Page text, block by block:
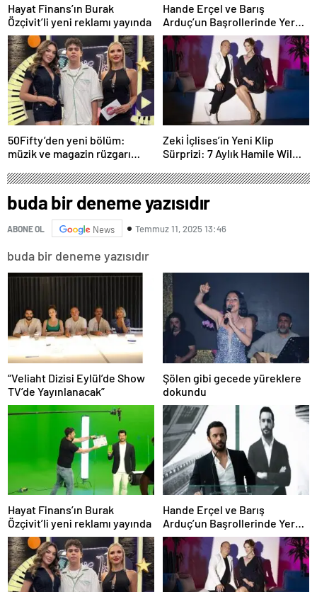
Hayat Finans’ın Burak
Özçivit’li yeni reklamı yayında
Hande Erçel ve Barış
Arduç’un Başrollerinde Yer
Aldığı ‘Aşkı Hatırla’ Dizisinin
Tüm Bölümleri Şimdi
Disney+’ta Yayında!
50Fifty’den yeni bölüm:
müzik ve magazin rüzgarı
Zeki İçlises’in Yeni Klip
Sürprizi: 7 Aylık Hamile Wilma
buda bir deneme yazısıdır
ABONE OL News Temmuz 11, 2025 13:46
buda bir deneme yazısıdır
“Veliaht Dizisi Eylül’de Show
TV’de Yayınlanacak”
Şölen gibi gecede yüreklere
dokundu
Hayat Finans’ın Burak
Özçivit’li yeni reklamı yayında
Hande Erçel ve Barış
Arduç’un Başrollerinde Yer
Aldığı ‘Aşkı Hatırla’ Dizisinin
Tüm Bölümleri Şimdi
Disney+’ta Yayında!